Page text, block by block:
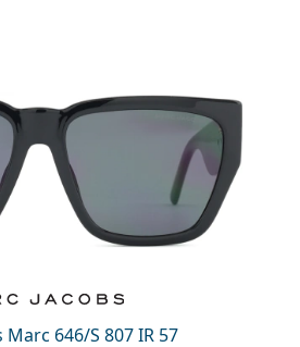
Marc 646/S 807 IR 57